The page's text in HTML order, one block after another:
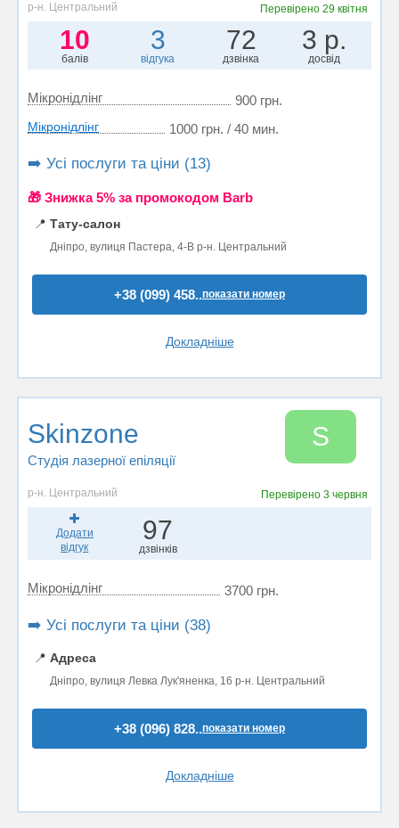
р-н. Центральний Перевірено29 квітня
10
балів
3
відгука
72
дзвінка
3 р.
досвід
Мікронідлінг 900 грн.
Мікронідлінг 1000 грн. / 40 мин.
➡️ Усі послуги та ціни (13)
🎁 Знижка 5% за промокодом Barb
📍 Тату-салон
Дніпро, вулиця Пастера, 4-В р-н. Центральний
+38 (099) 458..показати номер
Докладніше
Skinzone
Студія лазерної епіляції
S
р-н. Центральний Перевірено 3 червня
Додати
відгук
97
дзвінків
Мікронідлінг 3700 грн.
➡️ Усі послуги та ціни (38)
📍 Адреса
Дніпро, вулиця Левка Лук'яненка, 16 р-н. Центральний
+38 (096) 828..показати номер
Докладніше